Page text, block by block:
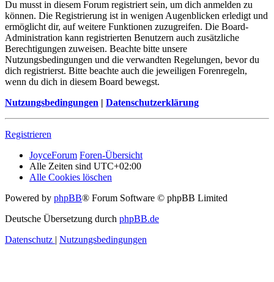
Du musst in diesem Forum registriert sein, um dich anmelden zu
können. Die Registrierung ist in wenigen Augenblicken erledigt und
ermöglicht dir, auf weitere Funktionen zuzugreifen. Die Board-
Administration kann registrierten Benutzern auch zusätzliche
Berechtigungen zuweisen. Beachte bitte unsere
Nutzungsbedingungen und die verwandten Regelungen, bevor du
dich registrierst. Bitte beachte auch die jeweiligen Forenregeln,
wenn du dich in diesem Board bewegst.
Nutzungsbedingungen | Datenschutzerklärung
Registrieren
JoyceForum Foren-Übersicht
Alle Zeiten sind UTC+02:00
Alle Cookies löschen
Powered by phpBB® Forum Software © phpBB Limited
Deutsche Übersetzung durch phpBB.de
Datenschutz | Nutzungsbedingungen